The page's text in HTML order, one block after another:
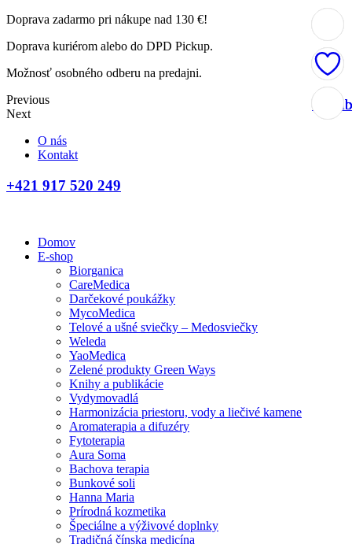
Doprava zadarmo pri nákupe nad 130 €!
Doprava kuriérom alebo do DPD Pickup.
Možnosť osobného odberu na predajni.
Previous
Next
O nás
Kontakt
+421 917 520 249
Domov
E-shop
Biorganica
CareMedica
Darčekové poukážky
MycoMedica
Telové a ušné sviečky – Medosviečky
Weleda
YaoMedica
Zelené produkty Green Ways
Knihy a publikácie
Vydymovadlá
Harmonizácia priestoru, vody a liečivé kamene
Aromaterapia a difuzéry
Fytoterapia
Aura Soma
Bachova terapia
Bunkové soli
Hanna Maria
Prírodná kozmetika
Špeciálne a výživové doplnky
Tradičná čínska medicína